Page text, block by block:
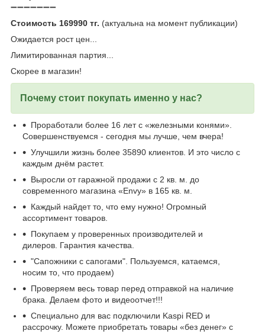
➖➖➖➖➖➖➖
Стоимость 169990 тг. (актуальна на момент публикации)
Ожидается рост цен...
Лимитированная партия...
Скорее в магазин!
Почему стоит покупать именно у нас?
Проработали более 16 лет с «железными конями».
Совершенствуемся - сегодня мы лучше, чем вчера!
Улучшили жизнь более 35890 клиентов. И это число с
каждым днём растет.
Выросли от гаражной продажи с 2 кв. м. до
современного магазина «Envy» в 165 кв. м.
Каждый найдет то, что ему нужно! Огромный
ассортимент товаров.
Покупаем у проверенных производителей и
дилеров. Гарантия качества.
"Сапожники с сапогами". Пользуемся, катаемся,
носим то, что продаем)
Проверяем весь товар перед отправкой на наличие
брака. Делаем фото и видеоотчет!!!
Специально для вас подключили Kaspi RED и
рассрочку. Можете приобретать товары «без денег» с